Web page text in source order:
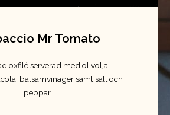
Mr Tomato
oxfilé serverad med olivolja,
balsamvinäger samt salt och
peppar.